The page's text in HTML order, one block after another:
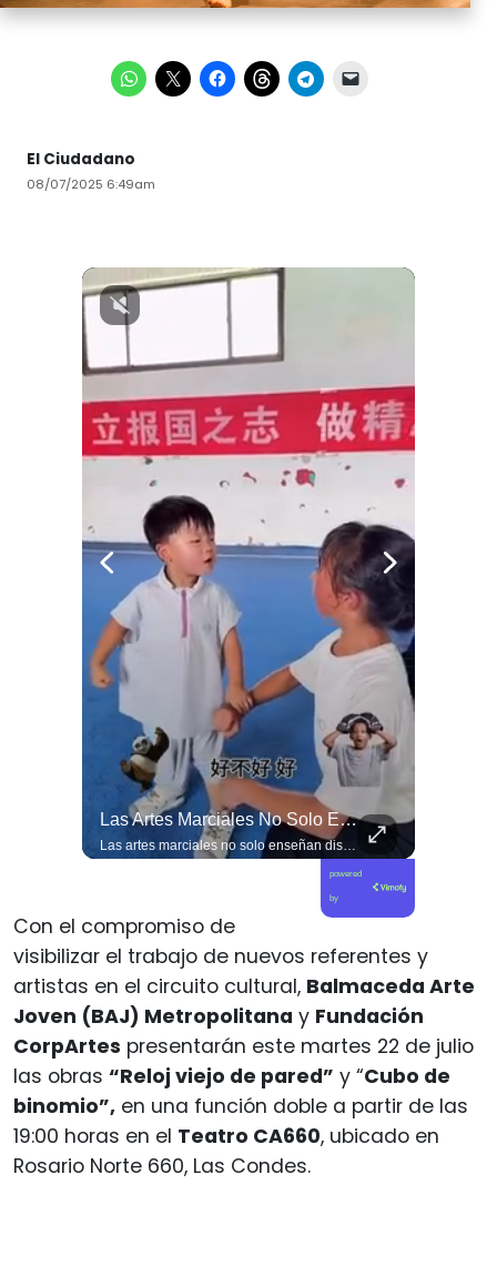
El Ciudadano
08/07/2025 6:49am
Las Artes Marciales No Solo Enseñan Disciplinas A Los Niños Y Niñas Si No También Ser Honorables #deporte Felicidades Maestro @shaoxi15
Las artes marciales no solo enseñan disciplinas a los niños y niñas si no también ser honorables #deporte felicidades maestro @shaoxi15
powered
by
Con el compromiso de
visibilizar el trabajo de nuevos referentes y
artistas en el circuito cultural, Balmaceda Arte
Joven (BAJ) Metropolitana y Fundación
CorpArtes presentarán este martes 22 de julio
las obras “Reloj viejo de pared” y “Cubo de
binomio”, en una función doble a partir de las
19:00 horas en el Teatro CA660, ubicado en
Rosario Norte 660, Las Condes.